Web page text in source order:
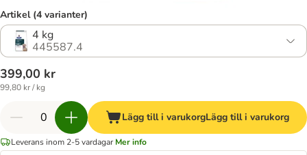
Artikel (4 varianter)
4 kg
445587.4
399,00 kr
99,80 kr / kg
Lägg till i varukorgLägg till i varukorg
Leverans inom 2-5 vardagar Mer info